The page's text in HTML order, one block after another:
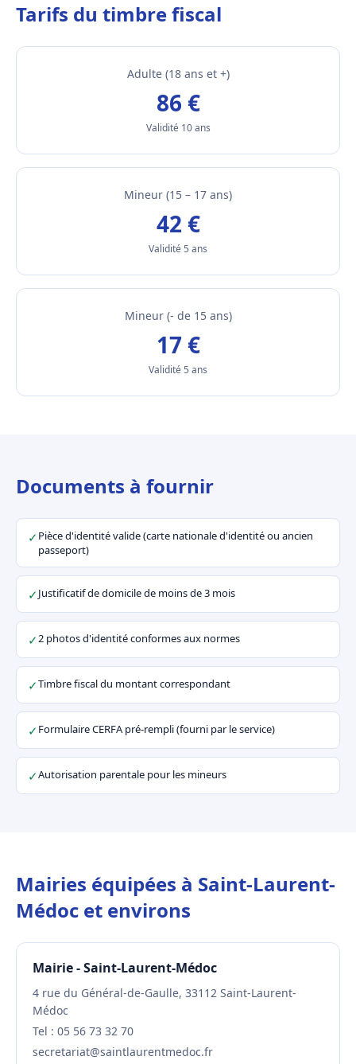
Tarifs du timbre fiscal
Adulte (18 ans et +)
86 €
Validité 10 ans
Mineur (15 – 17 ans)
42 €
Validité 5 ans
Mineur (- de 15 ans)
17 €
Validité 5 ans
Documents à fournir
✓ Pièce d'identité valide (carte nationale d'identité ou ancien
passeport)
✓Justificatif de domicile de moins de 3 mois
✓2 photos d'identité conformes aux normes
✓Timbre fiscal du montant correspondant
✓ Formulaire CERFA pré-rempli (fourni par le service)
✓Autorisation parentale pour les mineurs
Mairies équipées à Saint-Laurent-
Médoc et environs
Mairie - Saint-Laurent-Médoc
4 rue du Général-de-Gaulle, 33112 Saint-Laurent-
Médoc
Tel : 05 56 73 32 70
secretariat@saintlaurentmedoc.fr